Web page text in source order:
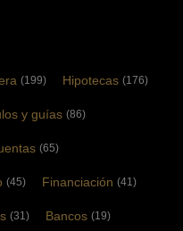
(199) Hipotecas (176)
y guías (86)
(65)
(45) Financiación (41)
(31) Bancos (19)